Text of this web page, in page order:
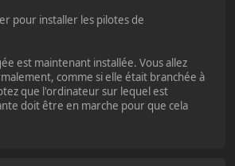
pour installer les pilotes de
est maintenant installée. Vous allez
comme si elle était branchée à
que l'ordinateur sur lequel est
doit être en marche pour que cela